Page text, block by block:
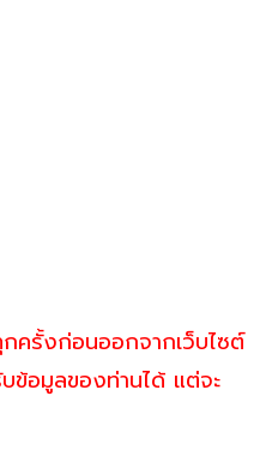
กครั้งก่อนออกจากเว็บไซต์
ข้อมูลของท่านได้ แต่จะ